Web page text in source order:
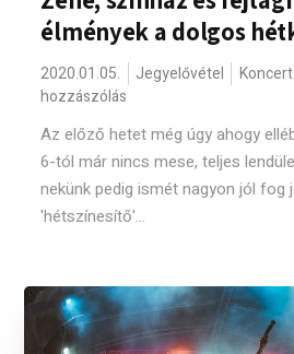
élmények a dolgos
2020.01.05. Jegyelővétel
hozzászólás
Az előző hetet még úgy ahogy
6-tól már nincs mese, teljes
nekünk pedig ismét nagyon jól fog
'hétszínesítő'...